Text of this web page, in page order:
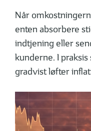
Når
enten absorbere
indtjening eller
kunderne. I
gradvist løfter